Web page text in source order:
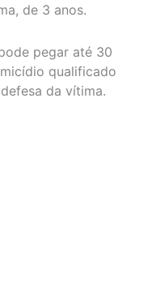
de 3 anos.
pegar até 30
qualificado
da vítima.